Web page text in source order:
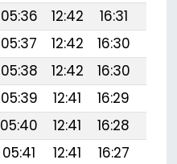
05:36 12:42 16:31
05:37 12:42 16:30
05:38 12:42 16:30
05:39 12:41 16:29
05:40 12:41 16:28
05:41 12:41 16:27